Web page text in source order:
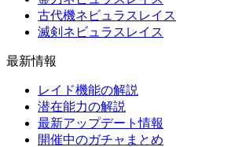
古代機ネビュラスレイス
滅剣ネビュラスレイス
最新情報
レイド機能の解説
潜在能力の解説
最新アップデート情報
開催中のガチャまとめ